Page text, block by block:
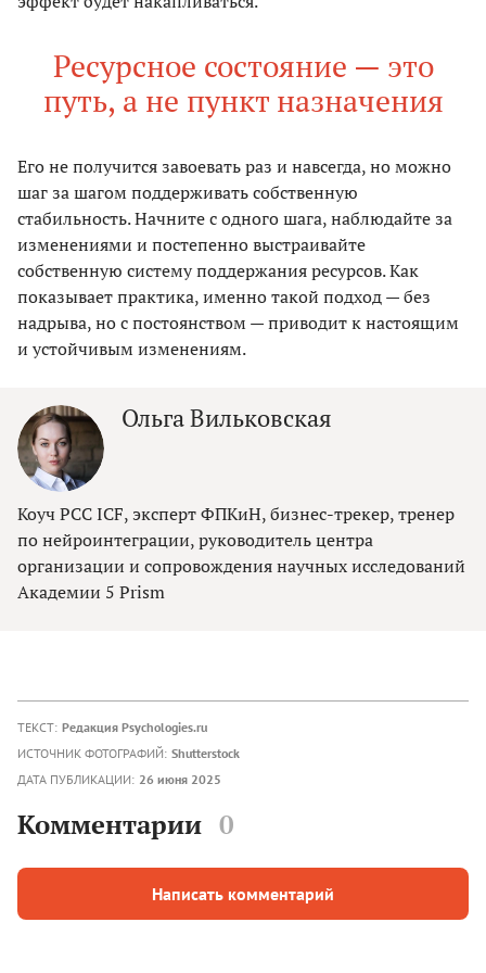
Ресурсное состояние — это
путь, а не пункт назначения
Его не получитсязавоевать раз и навсегда, но можно
шаг за шагом поддерживать собственную
стабильность. Начните с одного шага, наблюдайте за
изменениями и постепенно выстраивайте
собственную систему поддержания ресурсов. Как
показывает практика, именно такой подход — без
надрыва, но с постоянством — приводит к настоящим
и устойчивым изменениям.
Ольга Вильковская
Коуч PCC ICF, эксперт ФПКиН, бизнес-трекер, тренер
по нейроинтеграции, руководитель центра
организации и сопровождения научных исследований
Академии 5 Prism
ТЕКСТ: Редакция Psychologies.ru
ИСТОЧНИК ФОТОГРАФИЙ: Shutterstock
ДАТА ПУБЛИКАЦИИ: 26 июня 2025
Комментарии 0
Написать комментарий